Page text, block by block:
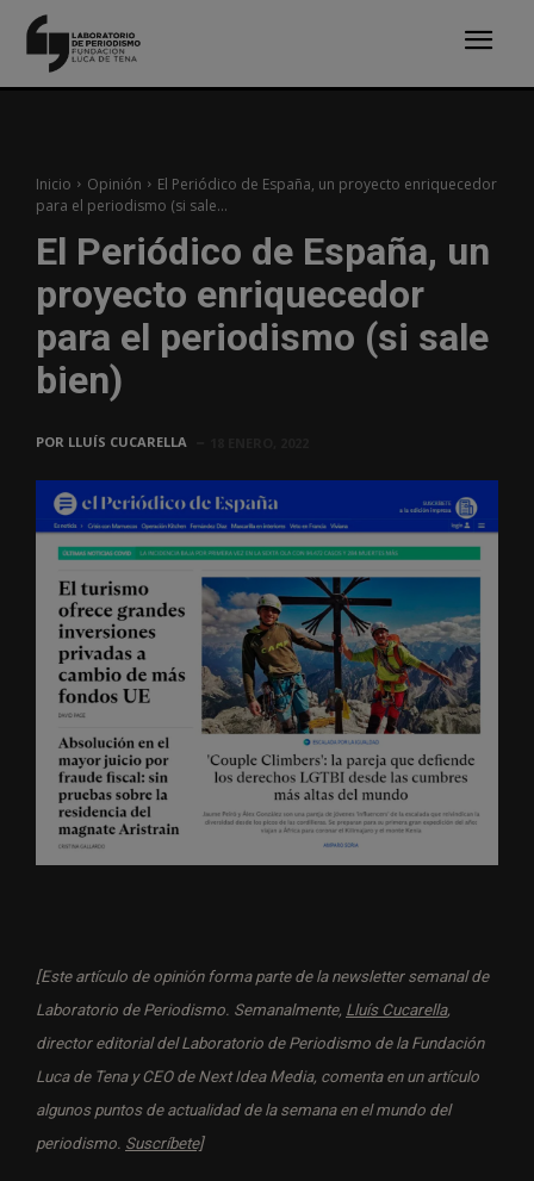
Inicio Opinión
El Periódico de España, un proyecto enriquecedor
para el periodismo (si sale...
El Periódico de España, un
proyecto enriquecedor
para el periodismo (si sale
bien)
POR LLUÍS CUCARELLA
[Este artículo de opinión forma parte de la newsletter semanal de
Laboratorio de Periodismo. Semanalmente, Lluís Cucarella,
director editorial del Laboratorio de Periodismo de la Fundación
Luca de Tena y CEO de Next Idea Media, comenta en un artículo
algunos puntos de actualidad de la semana en el mundo del
periodismo. Suscríbete]